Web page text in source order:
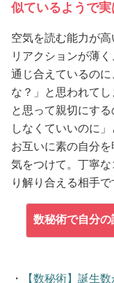
似ているようで
空気を読む能力が
リアクションが薄
通じ合えているの
な？」と思われて
と思って親切にす
しなくていいのに」
お互いに素の自分
気をつけて。丁寧
り解り合える相手で
数秘術で自分
・
【数秘術】誕生